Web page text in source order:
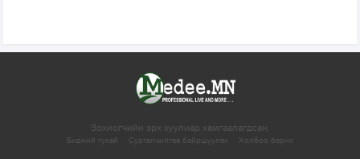
Зохиогчийн эрх хуулиар хамгаалагдсан.
Бидний тухай Сурталчилгаа байршуулах Холбоо барих